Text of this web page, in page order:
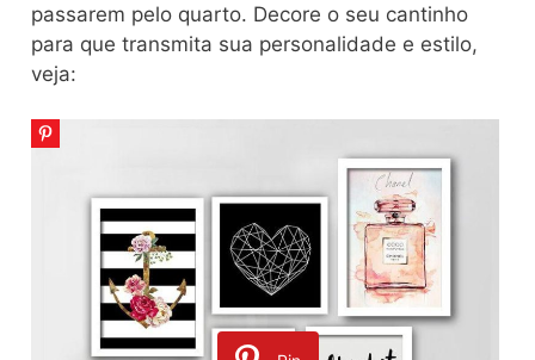
passarem pelo quarto. Decore o seu cantinho
para que transmita sua personalidade e estilo,
veja: